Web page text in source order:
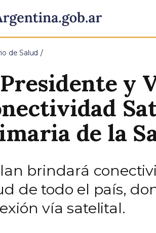
principal
de Salud
y
de la
brindará
de todo el país,
vía satelital.